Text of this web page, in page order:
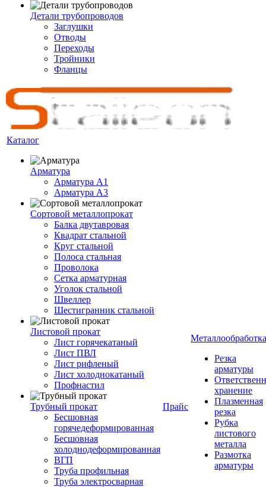
Детали трубопроводов
Заглушки
Отводы
Переходы
Тройники
Фланцы
Каталог
Арматура
Арматура A1
Арматура А3
Сортовой металлопрокат
Балка двутавровая
Квадрат стальной
Круг стальной
Полоса стальная
Проволока
Сетка арматурная
Уголок стальной
Швеллер
Шестигранник стальной
Листовой прокат
Лист горячекатаный
Лист ПВЛ
Лист рифленый
Лист холоднокатаный
Профнастил
Трубный прокат
Бесшовная
горячедеформированная
Бесшовная
холоднодеформированная
ВГП
Труба профильная
Труба электросварная
Прайс
Металлообработка
Резка
арматуры
хранение
Плазменная
резка
Рубка
листового
металла
Размотка
арматуры